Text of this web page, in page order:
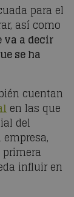
para el
así como
a decir
se ha
cuentan
en las que
del
influir en